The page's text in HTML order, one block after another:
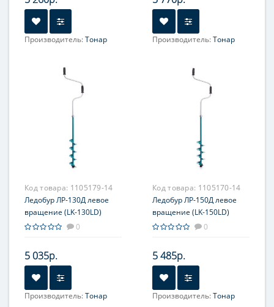
Производитель:Тонар Производитель:Тонар
Код товара: 1105179-14
Ледобур ЛР-130Д левое
вращение (LK-130LD)
Тонар
0
5 035р.
Производитель:Тонар
Код товара: 1105170-14
Ледобур ЛР-150Д левое
вращение (LK-150LD)
Тонар
0
5 485р.
Производитель:Тонар